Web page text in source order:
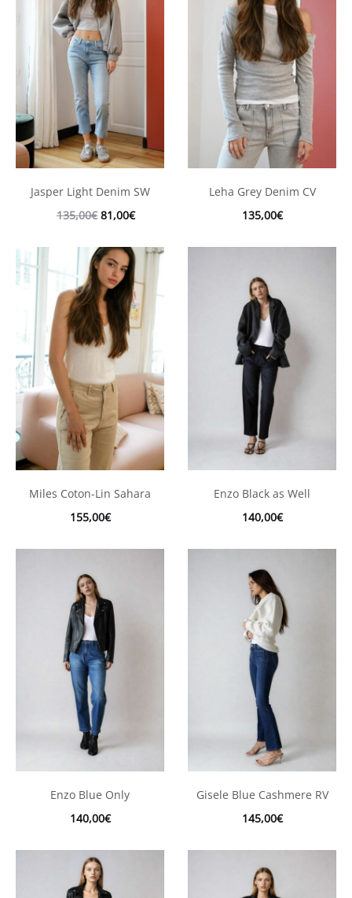
Jasper Light Denim SW
135,00€ Le
initial
était :
135,00€.
81,00€Le
actuel
est :
81,00€.
Leha Grey Denim CV
135,00€
Miles Coton-Lin Sahara
155,00€
Enzo Black as Well
140,00€
Enzo Blue Only
140,00€
Gisele Blue Cashmere RV
145,00€